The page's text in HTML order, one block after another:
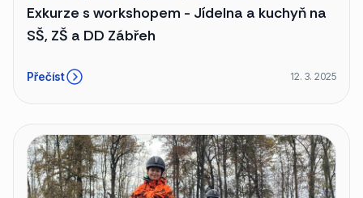
Exkurze s workshopem - Jídelna a kuchyň na
SŠ, ZŠ a DD Zábřeh
Přečíst 12. 3. 2025